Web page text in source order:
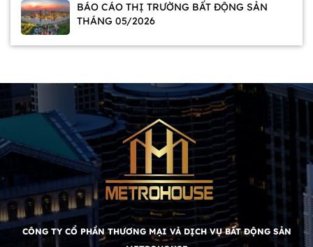
BÁO CÁO THỊ TRƯỜNG BẤT ĐỘNG SẢN
THÁNG 05/2026
CÔNG TY CỔ PHẦN THƯƠNG MẠI VÀ DỊCH VỤ BẤT ĐỘNG SẢN